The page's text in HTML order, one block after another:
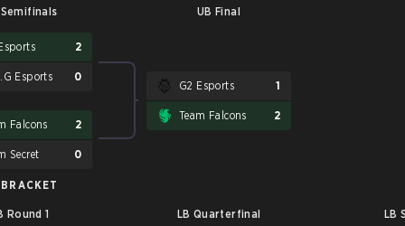
UB Final
2
Esports 0
Falcons 2
Secret 0
G2 Esports 1
Team Falcons 2
Round 1 LB Quarterfinal LB